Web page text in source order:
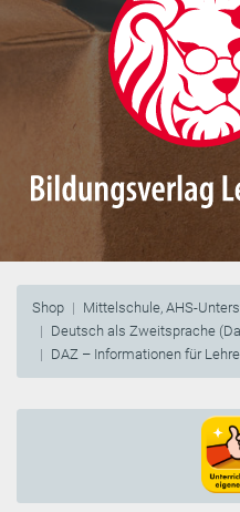
Shop
Mittelschule, AHS-
Deutsch als Zweitsprache
DAZ – Informationen für